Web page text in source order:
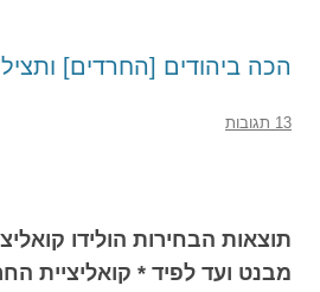
הכה ביהודים [החרדים]
13 תגובות
תוצאות הבחירות הולידו
מבנט ועד לפיד * קואליציית